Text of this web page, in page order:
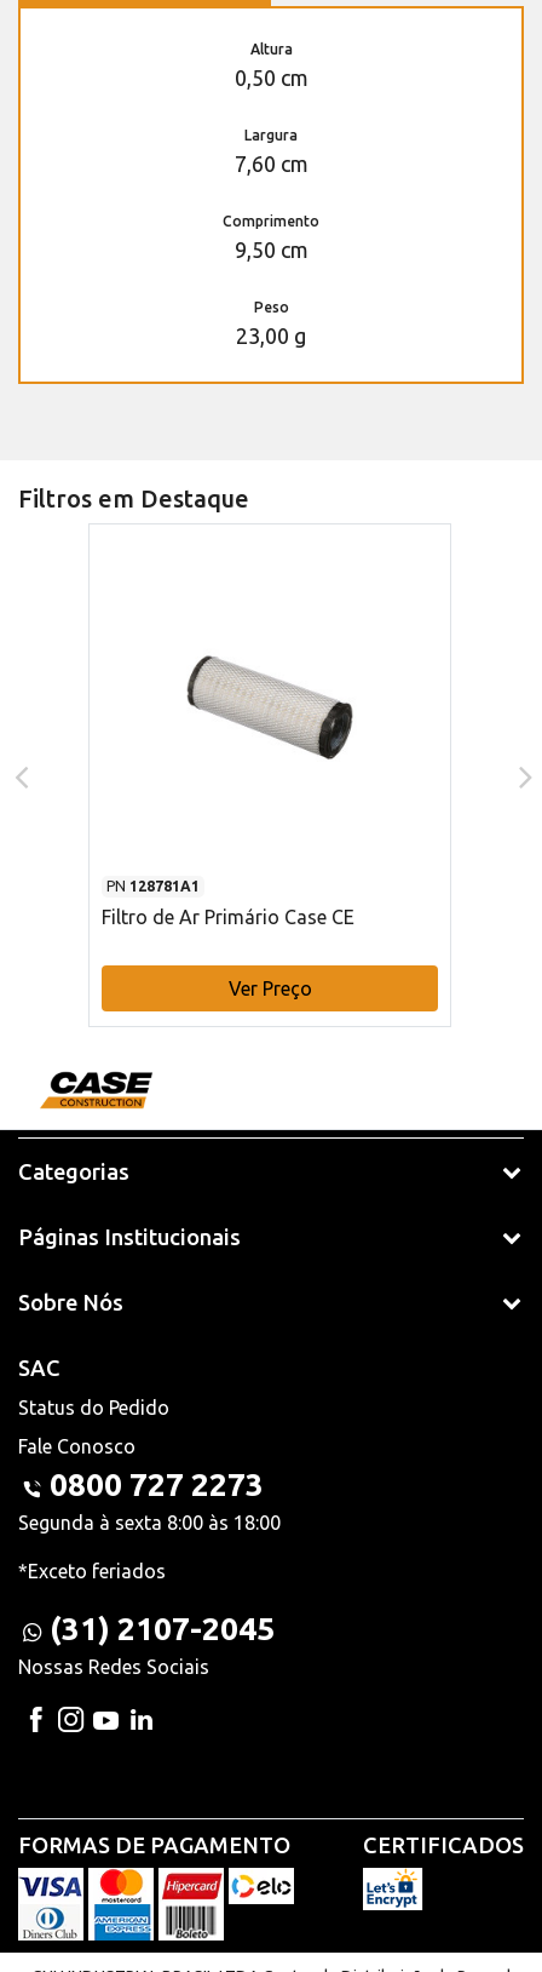
Altura
0,50 cm
Largura
7,60 cm
Comprimento
9,50 cm
Peso
23,00 g
Filtros em Destaque
PN 128781A1
Filtro de Ar Primário Case CE
Ver Preço
Categorias
Páginas Institucionais
Sobre Nós
SAC
Status do Pedido
Fale Conosco
0800 727 2273
Segunda à sexta 8:00 às 18:00
*Exceto feriados
(31) 2107-2045
Nossas Redes Sociais
FORMAS DE PAGAMENTO CERTIFICADOS